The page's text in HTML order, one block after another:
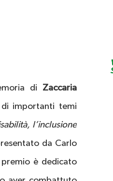
di Zaccaria
di importanti temi
l’inclusione
da Carlo
è dedicato